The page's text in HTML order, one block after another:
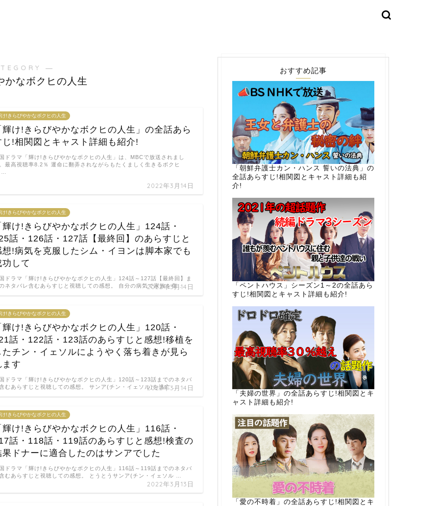
―
かなボクヒの人生
け!きらびやかなボクヒの人生
輝け!きらびやかなボクヒの人生」の全話あら
じ!相関図とキャスト詳細も紹介!
2022年3月14日
ドラマ「輝け!きらびやかなボクヒの人生」は、MBCで放送されまし
最高視聴率8.2％ 運命に翻弄されながらもたくましく生きるボクヒ
け!きらびやかなボクヒの人生
輝け!きらびやかなボクヒの人生」124話・
話・126話・127話【最終回】のあらすじと
想!病気を克服したシム・イヨンは脚本家でも
功して
2022年3月14日
ドラマ「輝け!きらびやかなボクヒの人生」124話～127話【最終回】ま
ネタバレ含むあらすじと視聴しての感想。 自分の病気で家族を傷 …
け!きらびやかなボクヒの人生
輝け!きらびやかなボクヒの人生」120話・
話・122話・123話のあらすじと感想!移植を
たチン・イェソルにようやく落ち着きが見ら
ます
2022年3月14日
ドラマ「輝け!きらびやかなボクヒの人生」120話～123話までのネタバ
むあらすじと視聴しての感想。 サンア(チン・イェソル)を逃亡 …
け!きらびやかなボクヒの人生
輝け!きらびやかなボクヒの人生」116話・
話・118話・119話のあらすじと感想!検査の
果ドナーに適合したのはサンアでした
2022年3月13日
ドラマ「輝け!きらびやかなボクヒの人生」116話～119話までのネタバ
むあらすじと視聴しての感想。 とうとうサンア(チン・イェソル …
おすすめ記事
「朝鮮弁護士カン・ハンス 誓いの法典」の
全話あらすじ!相関図とキャスト詳細も紹
介!
「ペントハウス」シーズン1～2の全話あら
すじ!相関図とキャスト詳細も紹介!
「夫婦の世界」の全話あらすじ!相関図とキ
ャスト詳細も紹介!
「愛の不時着」の全話あらすじ!相関図とキ